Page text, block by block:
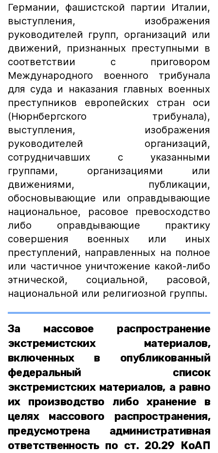
Германии, фашистской партии Италии,
выступления, изображения
руководителей групп, организаций или
движений, признанных преступными в
соответствии с приговором
Международного военного трибунала
для суда и наказания главных военных
преступников европейских стран оси
(Нюрнбергского трибунала),
выступления, изображения
руководителей организаций,
сотрудничавших с указанными
группами, организациями или
движениями, публикации,
обосновывающие или оправдывающие
национальное, расовое превосходство
либо оправдывающие практику
совершения военных или иных
преступлений, направленных на полное
или частичное уничтожение какой-либо
этнической, социальной, расовой,
национальной или религиозной группы.
За массовое распространение
экстремистских материалов,
включенных в опубликованный
федеральный список
экстремистских материалов, а равно
их производство либо хранение в
целях массового распространения,
предусмотрена административная
ответственность по ст. 20.29 КоАП